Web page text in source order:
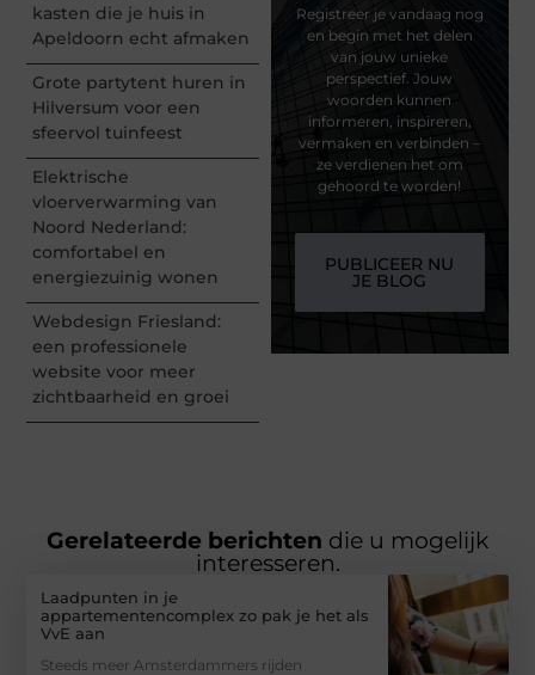
kasten die je huis in
Apeldoorn echt afmaken
Grote partytent huren in
Hilversum voor een
sfeervol tuinfeest
Elektrische
vloerverwarming van
Noord Nederland:
comfortabel en
energiezuinig wonen
Webdesign Friesland:
een professionele
website voor meer
zichtbaarheid en groei
Registreer je vandaag nog
en begin met het delen
van jouw unieke
perspectief. Jouw
woorden kunnen
informeren, inspireren,
vermaken en verbinden –
ze verdienen het om
gehoord te worden!
PUBLICEER NU
JE BLOG
Gerelateerde berichten die u mogelijk
interesseren.
Laadpunten in je
appartementencomplex zo pak je het als
VvE aan
Steeds meer Amsterdammers rijden